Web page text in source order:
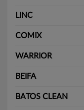
LINC
COMIX
WARRIOR
BEIFA
BATOS CLEAN